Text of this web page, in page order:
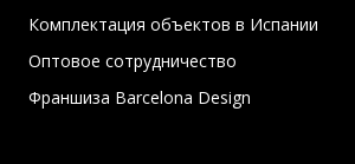
Комплектация объектов в Испании
Оптовое сотрудничество
Франшиза Barcelona Design